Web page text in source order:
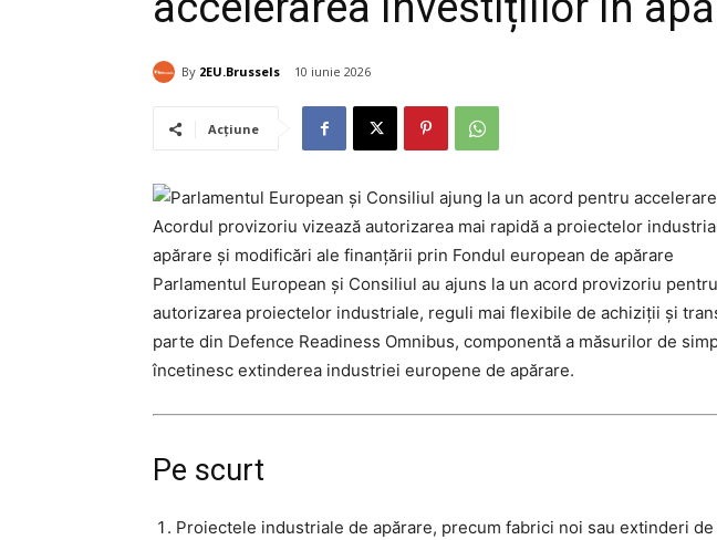
By 2EU.Brussels 10 iunie 2026
Acțiune
Acordul provizoriu vizează autorizarea mai rapidă a proiectelor
apărare și modificări ale finanțării prin Fondul european de apărare
Parlamentul European și Consiliul au ajuns la un acord provizoriu
autorizarea proiectelor industriale, reguli mai flexibile de achiziții și
parte din Defence Readiness Omnibus, componentă a măsurilor de
încetinesc extinderea industriei europene de apărare.
Pe scurt
Proiectele industriale de apărare, precum fabrici noi sau extinderi